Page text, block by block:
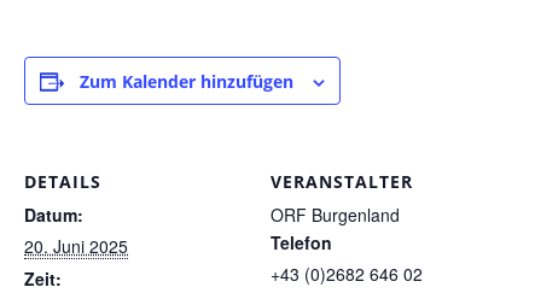
Zum Kalender hinzufügen
DETAILS
Datum:
20. Juni 2025
Zeit:
VERANSTALTER
ORF Burgenland
Telefon
+43 (0)2682 646 02